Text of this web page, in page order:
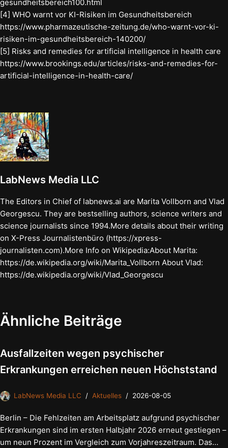
gesundheitsbereich100.html
[4] WHO warnt vor KI-Risiken im Gesundheitsbereich
https://www.pharmazeutische-zeitung.de/who-warnt-vor-ki-
risiken-im-gesundheitsbereich-140200/
[5] Risks and remedies for artificial intelligence in health care
https://www.brookings.edu/articles/risks-and-remedies-for-
artificial-intelligence-in-health-care/
LabNews Media LLC
The Editors in Chief of labnews.ai are Marita Vollborn and Vlad
Georgescu. They are bestselling authors, science writers and
science journalists since 1994.More details about their writing
on X-Press Journalistenbüro (https://xpress-
journalisten.com).More Info on Wikipedia:About Marita:
https://de.wikipedia.org/wiki/Marita_Vollborn About Vlad:
https://de.wikipedia.org/wiki/Vlad_Georgescu
Ähnliche Beiträge
Ausfallzeiten wegen psychischer
Erkrankungen erreichen neuen Höchststand
LabNews Media LLC Aktuelles 2026-08-05
Berlin – Die Fehlzeiten am Arbeitsplatz aufgrund psychischer
Erkrankungen sind im ersten Halbjahr 2026 erneut gestiegen –
um neun Prozent im Vergleich zum Vorjahreszeitraum. Das…